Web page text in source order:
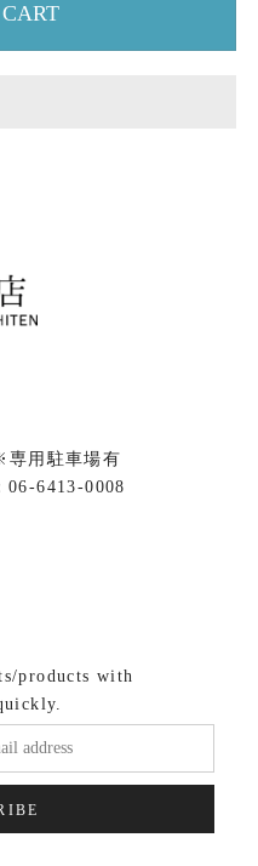
専用駐車場有
6413-0008
products with